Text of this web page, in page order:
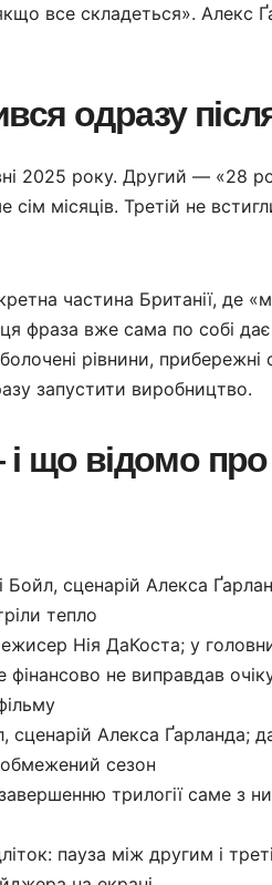
все складеться». Алекс
одразу
2025 року. Другий — «28
місяців. Третій не
частина Британії, де
фраза вже сама по собі дає
рівнини, прибережні
запустити виробництво.
що відомо
сценарій Алекса
тепло
Нія ДаКоста; у
фінансово не виправдав
Алекса Ґарланда;
обмежений сезон
трилогії саме з
пауза між другим і